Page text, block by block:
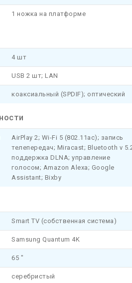
1 ножка на платформе
4 шт
USB 2 шт; LAN
коаксиальный (SPDIF); оптический
AirPlay 2; Wi-Fi 5 (802.11ac); запись
телепередач; Miracast; Bluetooth v
поддержка DLNA; управление
голосом; Amazon Alexa; Google
Assistant; Bixby
Smart TV (собственная система)
Samsung Quantum 4K
65 "
серебристый